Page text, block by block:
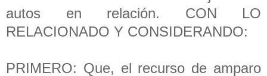
autos en relación. CON LO
RELACIONADO Y CONSIDERANDO:
PRIMERO: Que, el recurso de amparo